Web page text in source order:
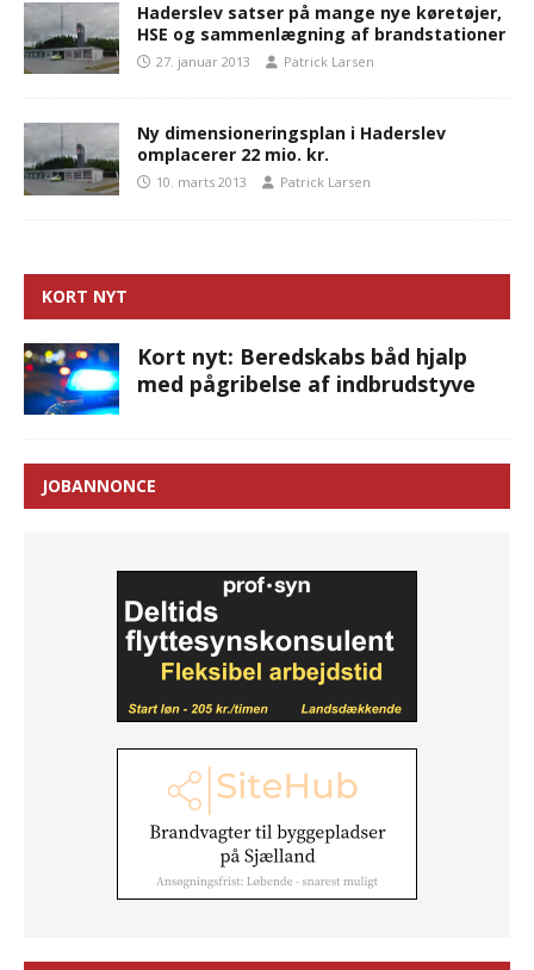
Haderslev satser på mange nye køretøjer,
HSE og sammenlægning af brandstationer
27. januar 2013 Patrick Larsen
Ny dimensioneringsplan i Haderslev
omplacerer 22 mio. kr.
10. marts 2013 Patrick Larsen
KORT NYT
Kort nyt: Beredskabs båd hjalp
med pågribelse af indbrudstyve
JOBANNONCE